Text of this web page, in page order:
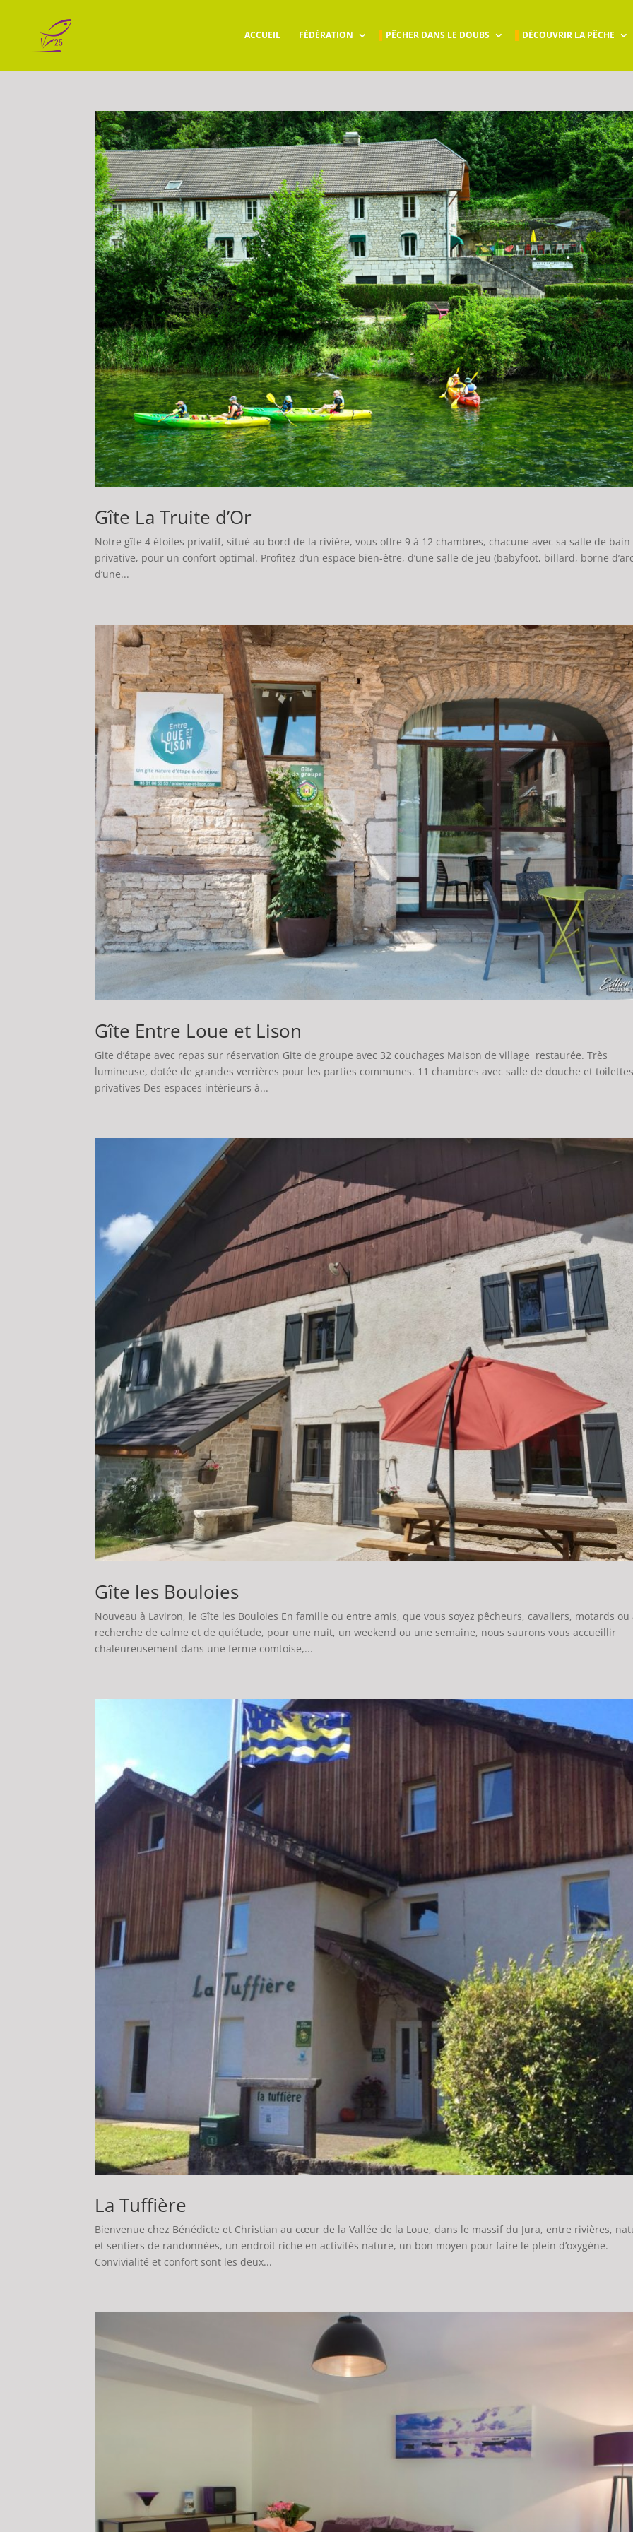
ACCUEIL FÉDÉRATION PÊCHER DANS LE DOUBS DÉCOUVRIR LA PÊCHE
Gîte La Truite d’Or
Notre gîte 4 étoiles privatif, situé au bord de la rivière, vous offre 9 à 12 chambres, chacune avec sa salle de bain
privative, pour un confort optimal. Profitez d’un espace bien-être, d’une salle de jeu (babyfoot, billard, borne
d’une...
Gîte Entre Loue et Lison
Gite d’étape avec repas sur réservation Gite de groupe avec 32 couchages ​Maison de village restaurée. Très
lumineuse, dotée de grandes verrières pour les parties communes. 11 chambres avec salle de douche et
privatives Des espaces intérieurs à...
Gîte les Bouloies
Nouveau à Laviron, le Gîte les Bouloies En famille ou entre amis, que vous soyez pêcheurs, cavaliers, motards ou
recherche de calme et de quiétude, pour une nuit, un weekend ou une semaine, nous saurons vous accueillir
chaleureusement dans une ferme comtoise,...
La Tuffière
Bienvenue chez Bénédicte et Christian au cœur de la Vallée de la Loue, dans le massif du Jura, entre rivières,
et sentiers de randonnées, un endroit riche en activités nature, un bon moyen pour faire le plein d’oxygène.
Convivialité et confort sont les deux...